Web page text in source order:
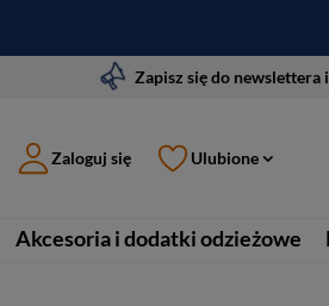
Zapisz się do newslettera
Zaloguj się Ulubione
Akcesoria i dodatki odzieżowe